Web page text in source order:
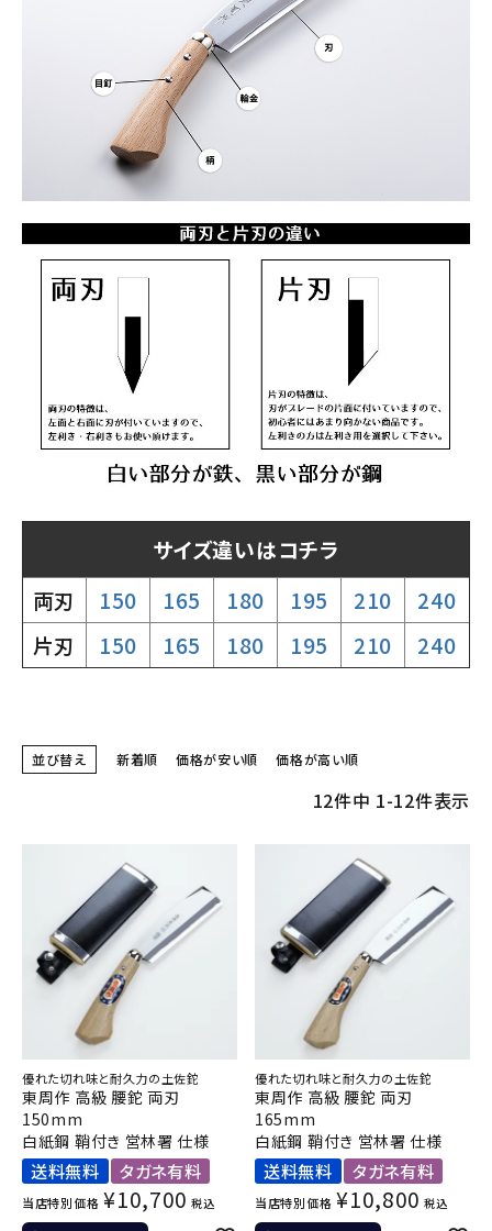
サイズ違いはコチラ
両刃
150 165 180 195 210
240
片刃
150 165 180 195 210 240
並び替え 新着順 価格が安い順 価格が高い順
12件中 1-12件表示
優れた切れ味と耐久力の土佐鉈
東周作 高級 腰鉈 両刃
150mm
白紙鋼 鞘付き 営林署 仕様
送料無料 タガネ有料
当店特別価格 ¥10,700 税込
優れた切れ味と耐久力の土佐鉈
東周作 高級 腰鉈 両刃
165mm
白紙鋼 鞘付き 営林署 仕様
送料無料 タガネ有料
当店特別価格 ¥10,800 税込